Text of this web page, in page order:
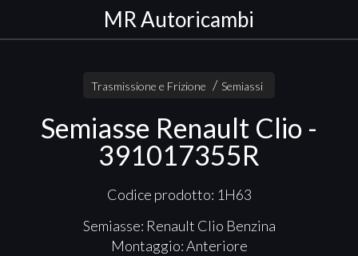
MR Autoricambi
Trasmissione e Frizione Semiassi
Semiasse Renault Clio -
391017355R
Codice prodotto: 1H63
Semiasse: Renault Clio Benzina
Montaggio: Anteriore